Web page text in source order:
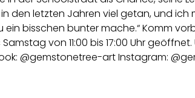
in den letzten Jahren viel getan, und
ein bisschen bunter mache.“ Komm
von 11:00 bis 17:00 Uhr
@gemstonetree-art Instagram: